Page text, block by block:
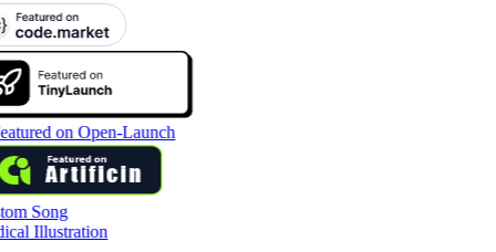
Song
Illustration